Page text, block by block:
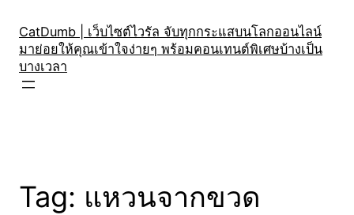
content
CatDumb | เว็บไซต์ไวรัล จับทุกกระแสบนโลกออนไลน์
มาย่อยให้คุณเข้าใจง่ายๆ พร้อมคอนเทนต์พิเศษบ้างเป็น
บางเวลา
Tag: แหวนจากขวด